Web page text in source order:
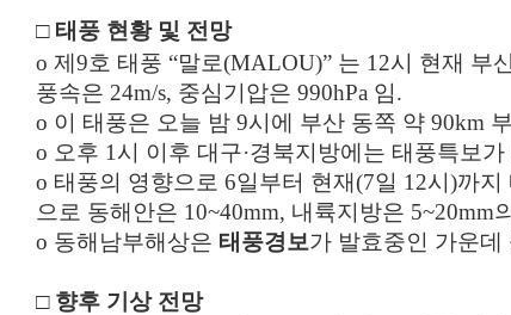
□ 태풍 현황 및 전망
o 제9호 태풍 “말로(MALOU)” 는 12시 현재 부
풍속은 24m/s, 중심기압은 990hPa 임.
o 이 태풍은 오늘 밤 9시에 부산 동쪽 약 90km
o 오후 1시 이후 대구·경북지방에는 태풍특보
o 태풍의 영향으로 6일부터 현재(7일 12시)까
으로 동해안은 10~40mm, 내륙지방은 5~20mm
o 동해남부해상은 태풍경보가 발효중인 가운
□ 향후 기상 전망